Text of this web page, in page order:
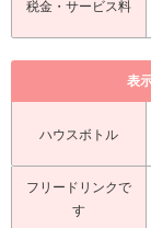
税金・サービス料
表
ハウスボトル
フリードリンクで
す